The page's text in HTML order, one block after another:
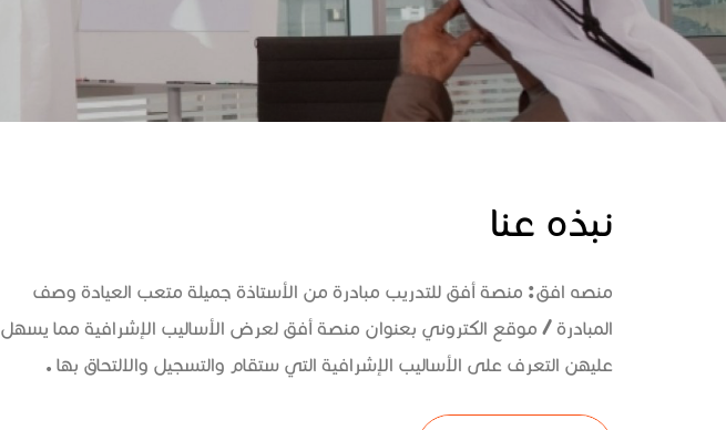
نبذه عنا
منصه افق: منصة أفق للتدريب مبادرة من الأستاذة جميلة متعب العيادة وصف
المبادرة / موقع الكتروني بعنوان منصة أفق لعرض الأساليب الإشرافية مما يسهل
عليهن التعرف على الأساليب الإشرافية التي ستقام والتسجيل والالتحاق بها .